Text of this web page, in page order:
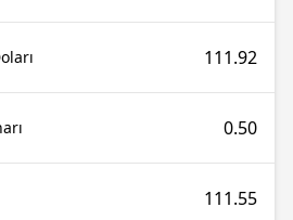
111.92
0.50
111.55